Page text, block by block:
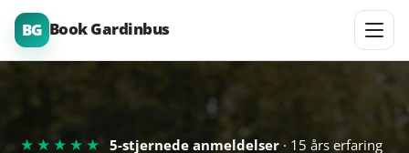
BG Book Gardinbus
★★★★★ 5-stjernede anmeldelser · 15 års erfaring